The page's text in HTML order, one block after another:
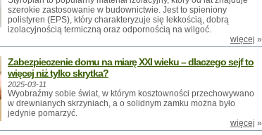
szerokie zastosowanie w budownictwie. Jest to spieniony
polistyren (EPS), który charakteryzuje się lekkością, dobrą
izolacyjnością termiczną oraz odpornością na wilgoć.
więcej »
Zabezpieczenie domu na miarę XXI wieku – dlaczego sejf to
więcej niż tylko skrytka?
2025-03-11
Wyobraźmy sobie świat, w którym kosztowności przechowywano
w drewnianych skrzyniach, a o solidnym zamku można było
jedynie pomarzyć.
więcej »